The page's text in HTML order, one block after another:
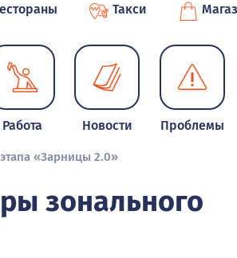
Такси
Работа Новости Проблемы
«Зарницы 2.0»
зонального